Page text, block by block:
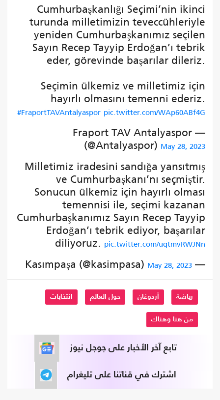
Cumhurbaşkanlığı Seçimi’nin ikinci
turunda milletimizin teveccühleriyle
yeniden Cumhurbaşkanımız seçilen
Sayın Recep Tayyip Erdoğan’ı tebrik
eder, görevinde başarılar dileriz.
Seçimin ülkemiz ve milletimiz için
hayırlı olmasını temenni ederiz.
#FraportTAVAntalyaspor pic.twitter.com/WAp60ABf4G
— Fraport TAV Antalyaspor
(@Antalyaspor) May 28, 2023
Milletimiz iradesini sandığa yansıtmış
ve Cumhurbaşkanı’nı seçmiştir.
Sonucun ülkemiz için hayırlı olması
temennisi ile, seçimi kazanan
Cumhurbaşkanımız Sayın Recep Tayyip
Erdoğan’ı tebrik ediyor, başarılar
diliyoruz. pic.twitter.com/uqtmvRWJNn
— Kasımpaşa (@kasimpasa)
May 28, 2023
رياضة أردوغان حول العالم انتخابات
من هنا وهناك
تابع آخر الأخبار على جوجل نيوز
اشترك في قناتنا على تليغرام